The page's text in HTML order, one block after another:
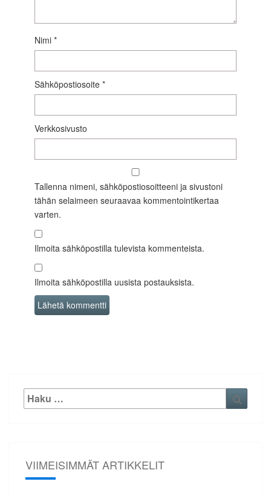
Nimi *
Sähköpostiosoite *
Verkkosivusto
Tallenna nimeni, sähköpostiosoitteeni ja sivustoni
tähän selaimeen seuraavaa kommentointikertaa
varten.
Ilmoita sähköpostilla tulevista kommenteista.
Ilmoita sähköpostilla uusista postauksista.
Etsi:
VIIMEISIMMÄT ARTIKKELIT